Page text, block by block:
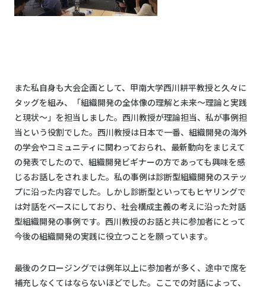
また私自身も大会企画として、甲南大学西川耕平教授と久々に
タッグを組み、「組織開発の全体像の理解と未来～理論と実践
と現状～」を担当しました。西川教授が理論担当、私が事例担
当という役割でした。西川教授は日本で一番、組織開発の海外
の学会やコミュニティに関わっておられ、最新動向をまじえて
の発表でしたので、組織開発ビギナーの方であっても興味を感
じるお話しをされました。私の事例は診断型組織開発のステッ
プに沿った内容でした。しかし診断型といってもヒヤリングで
は対話をベースにしており、社会構成主義の考えに沿った対話
型組織開発の事例です。西川教授のお話と共に参加者にとって
今後の組織開発の実践に役立つことを願っています。
最後のクロージングでは例年以上に参加者が多く、途中で席を
補充しなくてはならないほどでした。ここでの対話によって、